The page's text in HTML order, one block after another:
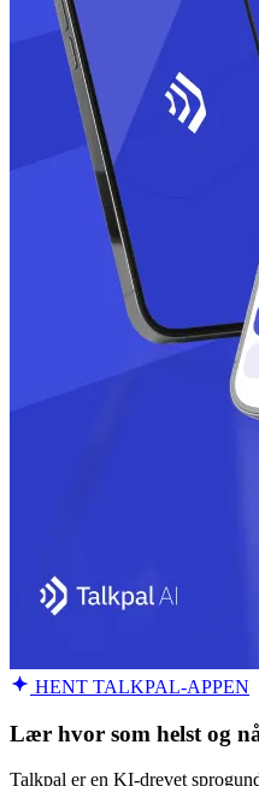
HENT TALKPAL-APPEN
Lær hvor som helst og
Talkpal er en KI-drevet